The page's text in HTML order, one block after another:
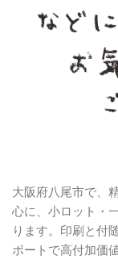
大阪府八尾市で、
心に、小ロット・
ります。印刷と付
ポートで高付加価